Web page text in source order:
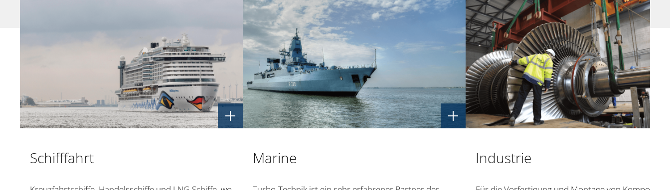
Schifffahrt Marine Industrie